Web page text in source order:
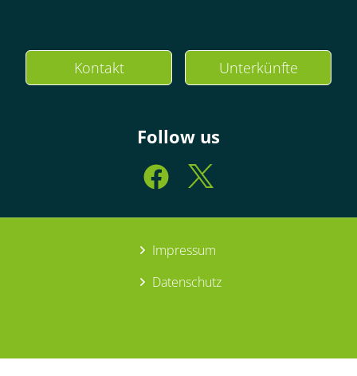
Kontakt Unterkünfte
Follow us
Impressum
Datenschutz